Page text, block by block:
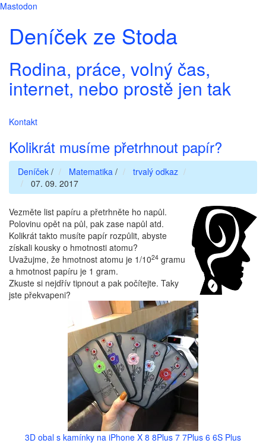
Mastodon
Deníček ze Stoda
Rodina, práce, volný čas,
internet, nebo prostě jen tak
Kontakt
Kolikrát musíme přetrhnout papír?
Deníček / Matematika /
trvalý odkaz
07. 09. 2017
Vezměte list papíru a přetrhněte ho napůl.
Polovinu opět na půl, pak zase napůl atd.
Kolikrát takto musíte papír rozpůlit, abyste
získali kousky o hmotnosti atomu?
Uvažujme, že hmotnost atomu je 1/1024 gramu
a hmotnost papíru je 1 gram.
Zkuste si nejdřív tipnout a pak počítejte. Taky
jste překvapeni?
3D obal s kamínky na iPhone X 8 8Plus 7 7Plus 6 6S Plus